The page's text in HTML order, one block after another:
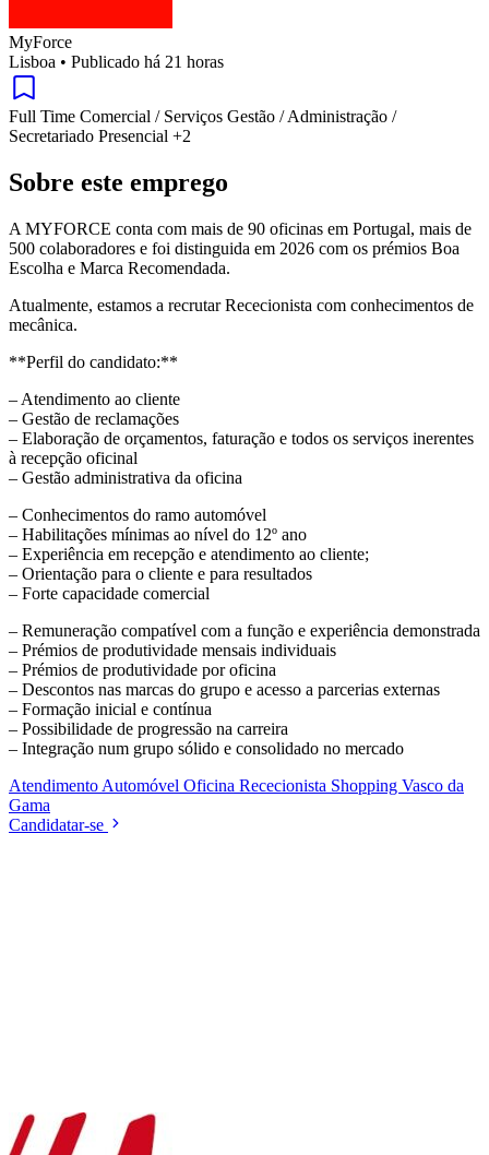
MyForce
Lisboa • Publicado há 21 horas
Full Time Comercial / Serviços Gestão / Administração /
Secretariado Presencial +2
Sobre este emprego
A MYFORCE conta com mais de 90 oficinas em Portugal, mais de
500 colaboradores e foi distinguida em 2026 com os prémios Boa
Escolha e Marca Recomendada.
Atualmente, estamos a recrutar Rececionista com conhecimentos de
mecânica.
**Perfil do candidato:**
– Atendimento ao cliente
– Gestão de reclamações
– Elaboração de orçamentos, faturação e todos os serviços inerentes
à recepção oficinal
– Gestão administrativa da oficina
– Conhecimentos do ramo automóvel
– Habilitações mínimas ao nível do 12º ano
– Experiência em recepção e atendimento ao cliente;
– Orientação para o cliente e para resultados
– Forte capacidade comercial
– Remuneração compatível com a função e experiência demonstrada
– Prémios de produtividade mensais individuais
– Prémios de produtividade por oficina
– Descontos nas marcas do grupo e acesso a parcerias externas
– Formação inicial e contínua
– Possibilidade de progressão na carreira
– Integração num grupo sólido e consolidado no mercado
Atendimento Automóvel Oficina Rececionista Shopping Vasco da
Gama
Candidatar-se